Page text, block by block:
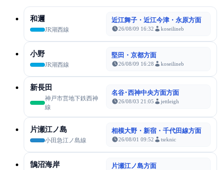
和邇
JR湖西線
近江舞子・近江今津・永原方面
26/08/09 16:32 koseilineb
小野
JR湖西線
堅田・京都方面
26/08/09 16:28 koseilineb
新長田
神戸市営地下鉄西神
線
名谷･西神中央方面方面
26/08/03 21:05 jettleigh
片瀬江ノ島
小田急江ノ島線
相模大野・新宿・千代田線方面
26/08/01 09:52 tsrknic
鵠沼海岸 片瀬江ノ島方面